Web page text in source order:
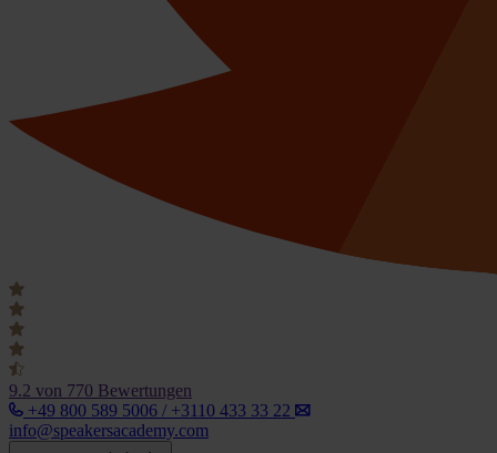
9.2 von 770 Bewertungen
+49 800 589 5006 / +3110 433 33 22
info@speakersacademy.com